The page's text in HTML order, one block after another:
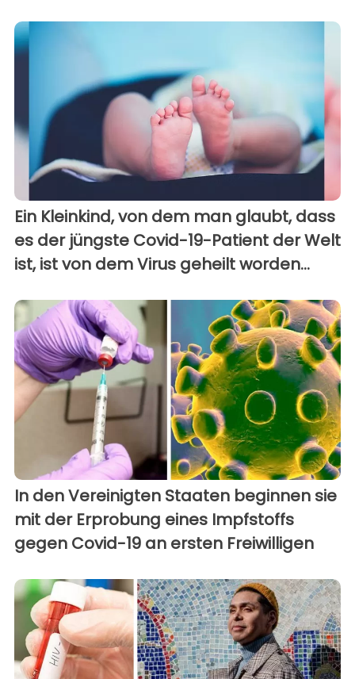
Ein Kleinkind, von dem man glaubt, dass
es der jüngste Covid-19-Patient der Welt
ist, ist von dem Virus geheilt worden...
In den Vereinigten Staaten beginnen sie
mit der Erprobung eines Impfstoffs
gegen Covid-19 an ersten Freiwilligen